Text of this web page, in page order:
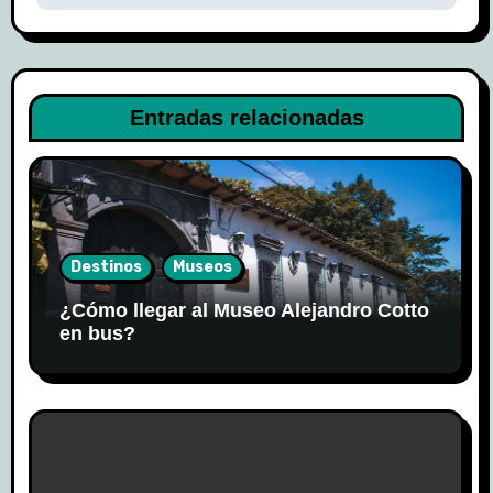
Entradas relacionadas
Destinos Museos
¿Cómo llegar al Museo Alejandro Cotto
en bus?